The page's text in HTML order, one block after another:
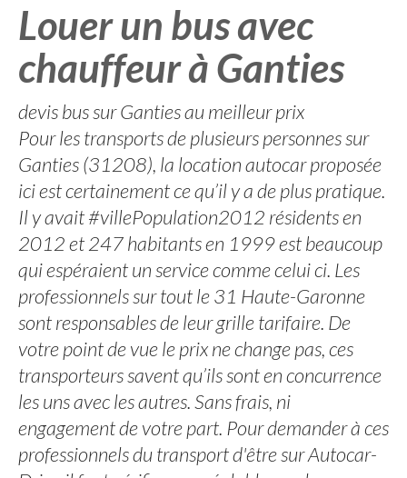
Louer un bus avec
chauffeur à Ganties
devis bus sur Ganties au meilleur prix
Pour les transports de plusieurs personnes sur
Ganties (31208), la location autocar proposée
ici est certainement ce qu’il y a de plus pratique.
Il y avait #villePopulation2012 résidents en
2012 et 247 habitants en 1999 est beaucoup
qui espéraient un service comme celui ci. Les
professionnels sur tout le 31 Haute-Garonne
sont responsables de leur grille tarifaire. De
votre point de vue le prix ne change pas, ces
transporteurs savent qu’ils sont en concurrence
les uns avec les autres. Sans frais, ni
engagement de votre part. Pour demander à ces
professionnels du transport d'être sur Autocar-